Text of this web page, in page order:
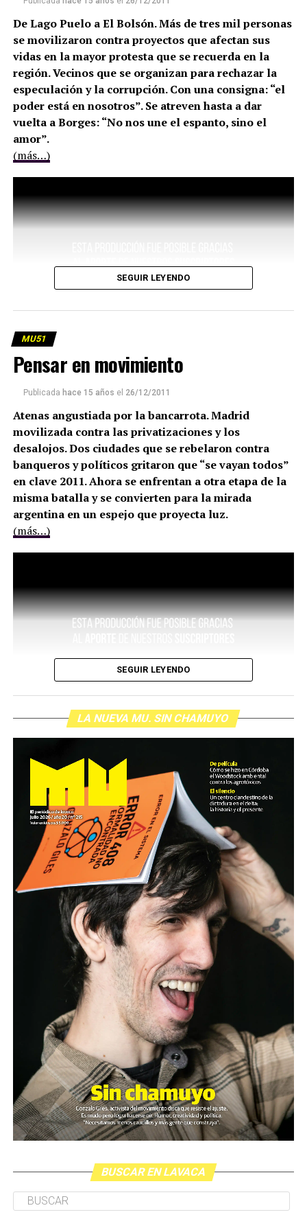
De Lago Puelo a El Bolsón. Más de tres mil personas
se movilizaron contra proyectos que afectan sus
vidas en la mayor protesta que se recuerda en la
región. Vecinos que se organizan para rechazar la
especulación y la corrupción. Con una consigna: “el
poder está en nosotros”. Se atreven hasta a dar
vuelta a Borges: “No nos une el espanto, sino el
amor”.
(más…)
SEGUIR LEYENDO
MU51
Pensar en movimiento
Publicada hace 15 años el 26/12/2011
Atenas angustiada por la bancarrota. Madrid
movilizada contra las privatizaciones y los
desalojos. Dos ciudades que se rebelaron contra
banqueros y políticos gritaron que “se vayan todos”
en clave 2011. Ahora se enfrentan a otra etapa de la
misma batalla y se convierten para la mirada
argentina en un espejo que proyecta luz.
(más…)
SEGUIR LEYENDO
LA NUEVA MU. SIN CHAMUYO
BUSCAR EN LAVACA